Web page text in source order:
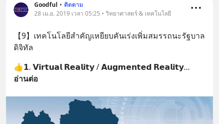
Goodful • ติดตาม
28 เม.ย. 2019 เวลา 05:25 • วิทยาศาสตร์ & เทคโนโลยี
【9】เทคโนโลยีสำคัญเหยียบคันเร่งเพิ่มสมรรถนะรัฐบาล
ดิจิทัล
👍𝟭. 𝗩𝗶𝗿𝘁𝘂𝗮𝗹 𝗥𝗲𝗮𝗹𝗶𝘁𝘆 / 𝗔𝘂𝗴𝗺𝗲𝗻𝘁𝗲𝗱 𝗥𝗲𝗮𝗹𝗶𝘁𝘆
อ่านต่อ